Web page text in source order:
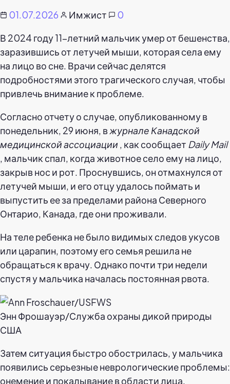
01.07.2026 Имжист
0
В 2024 году 11-летний мальчик умер от бешенства,
заразившись от летучей мыши, которая села ему
на лицо во сне. Врачи сейчас делятся
подробностями этого трагического случая, чтобы
привлечь внимание к проблеме.
Согласно отчету о случае, опубликованному в
понедельник, 29 июня, вжурнале Канадской
медицинской ассоциации , как сообщает Daily Mail
, мальчик спал, когда животное село ему на лицо,
закрыв нос и рот. Проснувшись, он отмахнулся от
летучей мыши, и его отцу удалось поймать и
выпустить ее за пределами района Северного
Онтарио, Канада, где они проживали.
На теле ребенка не было видимых следов укусов
или царапин, поэтому его семья решила не
обращаться к врачу. Однако почти три недели
спустя у мальчика началась постоянная рвота.
Энн Фрошауэр/Служба охраны дикой природы
США
Затем ситуация быстро обострилась, у мальчика
появились серьезные неврологические проблемы:
онемение и покалывание в области лица.